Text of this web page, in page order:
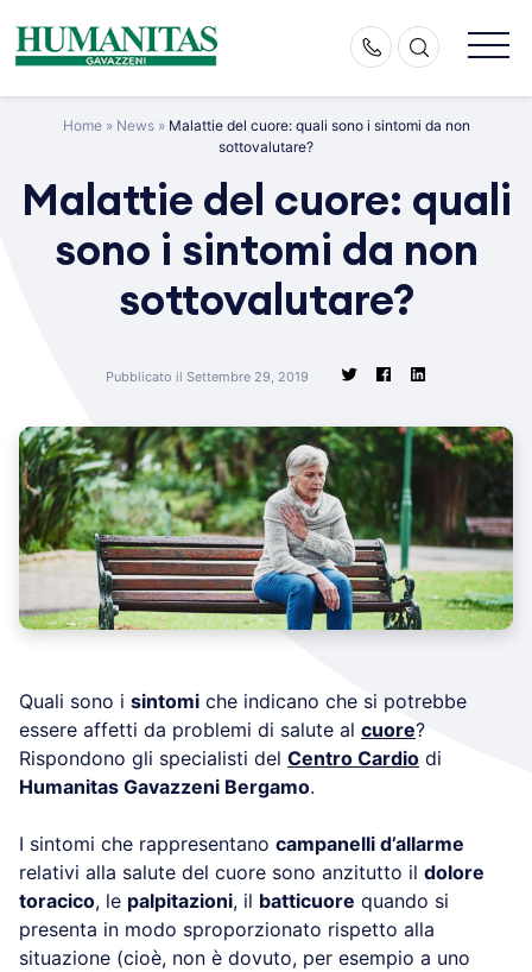
content
Home» News» Malattie del cuore: quali sono i sintomi da non
sottovalutare?
Malattie del cuore: quali
sono i sintomi da non
sottovalutare?
Pubblicato il Settembre 29, 2019
Quali sono i sintomi che indicano che si potrebbe
essere affetti da problemi di salute al cuore?
Rispondono gli specialisti del Centro Cardio di
Humanitas Gavazzeni Bergamo.
I sintomi che rappresentano campanelli d’allarme
relativi alla salute del cuore sono anzitutto il dolore
toracico, le palpitazioni, il batticuore quando si
presenta in modo sproporzionato rispetto alla
situazione (cioè, non è dovuto, per esempio a uno